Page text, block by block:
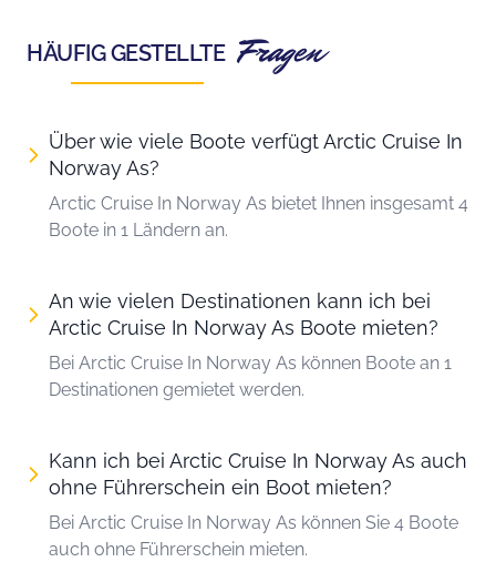
HÄUFIG GESTELLTE Fragen
Über wie viele Boote verfügt Arctic Cruise In
Norway As?
Arctic Cruise In Norway As bietet Ihnen insgesamt 4
Boote in 1 Ländern an.
An wie vielen Destinationen kann ich bei
Arctic Cruise In Norway As Boote mieten?
Bei Arctic Cruise In Norway As können Boote an 1
Destinationen gemietet werden.
Kann ich bei Arctic Cruise In Norway As auch
ohne Führerschein ein Boot mieten?
Bei Arctic Cruise In Norway As können Sie 4 Boote
auch ohne Führerschein mieten.